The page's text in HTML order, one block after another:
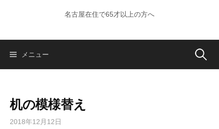
プ
名古屋在住で65才以上の方へ
メニュー 検
机の模様替え
2018年12月12日